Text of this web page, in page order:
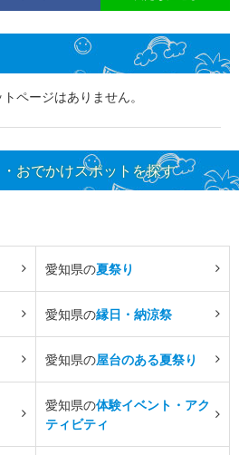
ページはありません。
おでかけスポットを探す
愛知県の夏祭り
愛知県の縁日・納涼祭
愛知県の屋台のある夏祭り
愛知県の体験イベント・アク
ティビティ